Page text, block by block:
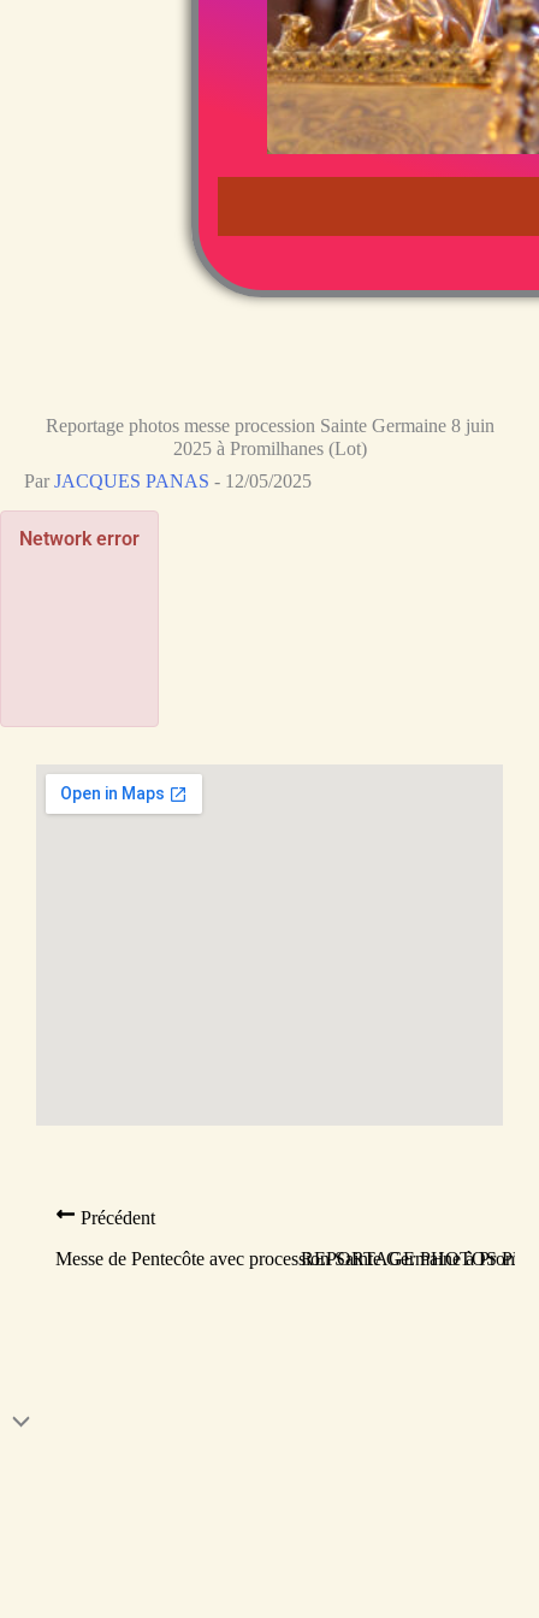
Reportage photos messe procession Sainte Germaine 8 juin
2025 à Promilhanes (Lot)
Par JACQUES PANAS - 12/05/2025
Network error
Précédent
Messe de Pentecôte avec procession Sainte Germaine à
REPORTAGE PHOTOS